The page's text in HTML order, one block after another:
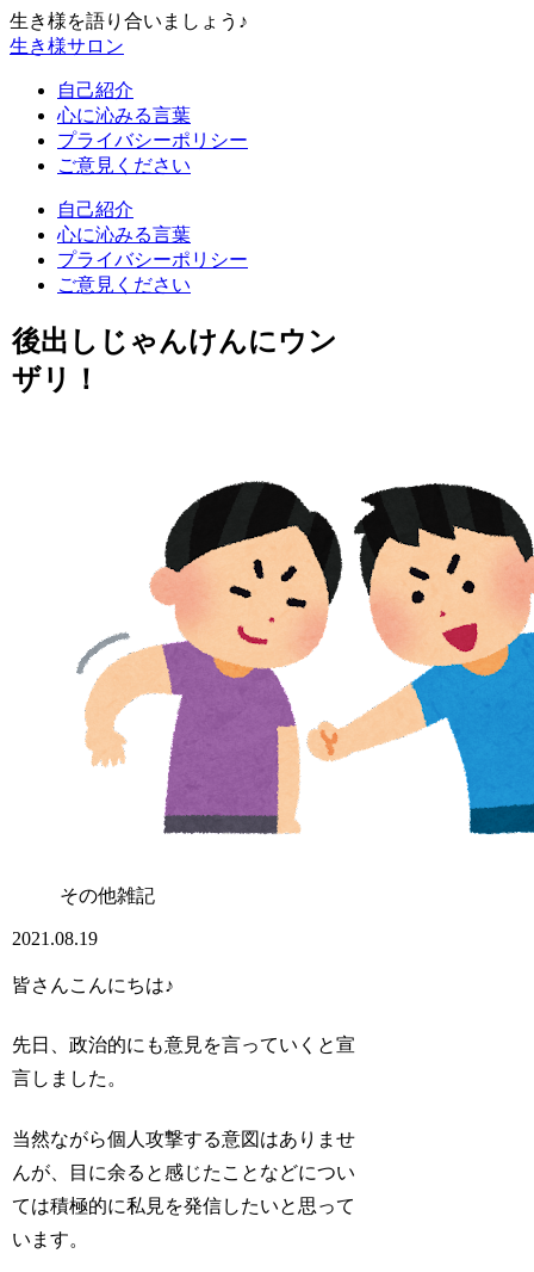
生き様を語り合いましょう♪
生き様サロン
自己紹介
心に沁みる言葉
プライバシーポリシー
ご意見ください
自己紹介
心に沁みる言葉
プライバシーポリシー
ご意見ください
後出しじゃんけんにウン
ザリ！
その他雑記
2021.08.19
皆さんこんにちは♪
先日、政治的にも意見を言っていくと宣
言しました。
当然ながら個人攻撃する意図はありませ
んが、目に余ると感じたことなどについ
ては積極的に私見を発信したいと思って
います。